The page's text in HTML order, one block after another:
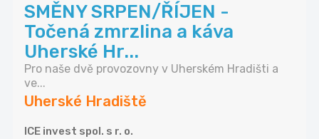
SMĚNY SRPEN/ŘÍJEN -
Točená zmrzlina a káva
Uherské Hr...
Pro naše dvě provozovny v Uherském Hradišti a
ve...
Uherské Hradiště
ICE invest spol. s r. o.